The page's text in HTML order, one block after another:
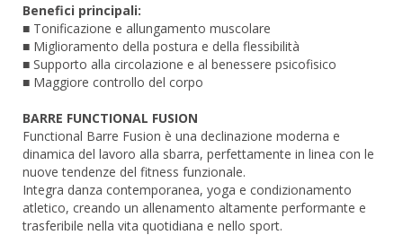
Benefici principali:
■ Tonificazione e allungamento muscolare
■ Miglioramento della postura e della flessibilità
■ Supporto alla circolazione e al benessere psicofisico
■ Maggiore controllo del corpo
BARRE FUNCTIONAL FUSION
Functional Barre Fusion è una declinazione moderna e
dinamica del lavoro alla sbarra, perfettamente in linea con le
nuove tendenze del fitness funzionale.
Integra danza contemporanea, yoga e condizionamento
atletico, creando un allenamento altamente performante e
trasferibile nella vita quotidiana e nello sport.